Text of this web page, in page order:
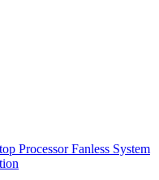
Processor Fanless System